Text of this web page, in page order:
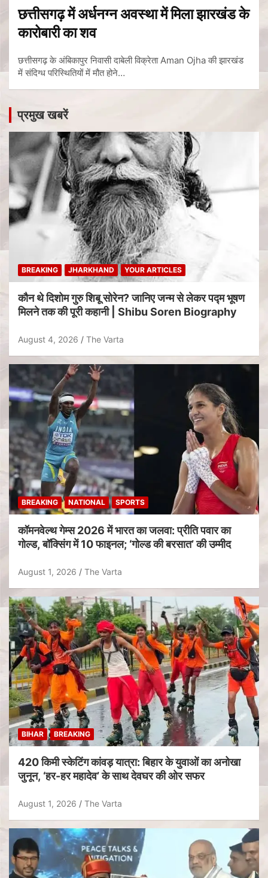
छत्तीसगढ़ में अर्धनग्न अवस्था में मिला झारखंड के
कारोबारी का शव
छत्तीसगढ़ के अंबिकापुर निवासी दाबेली विक्रेता Aman Ojha की झारखंड
में संदिग्ध परिस्थितियों में मौत होने…
प्रमुख खबरें
BREAKING JHARKHAND YOUR ARTICLES
कौन थे दिशोम गुरु शिबू सोरेन? जानिए जन्म से लेकर पद्म भूषण
मिलने तक की पूरी कहानी | Shibu Soren Biography
August 4, 2026 The Varta
BREAKING NATIONAL SPORTS
कॉमनवेल्थ गेम्स 2026 में भारत का जलवा: प्रीति पवार का
गोल्ड, बॉक्सिंग में 10 फाइनल; ‘गोल्ड की बरसात’ की उम्मीद
August 1, 2026 The Varta
BIHAR BREAKING
420 किमी स्केटिंग कांवड़ यात्रा: बिहार के युवाओं का अनोखा
जुनून, ‘हर-हर महादेव’ के साथ देवघर की ओर सफर
August 1, 2026 The Varta